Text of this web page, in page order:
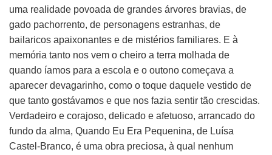
uma realidade povoada de grandes árvores bravias, de
gado pachorrento, de personagens estranhas, de
bailaricos apaixonantes e de mistérios familiares. E à
memória tanto nos vem o cheiro a terra molhada de
quando íamos para a escola e o outono começava a
aparecer devagarinho, como o toque daquele vestido de
que tanto gostávamos e que nos fazia sentir tão crescidas.
Verdadeiro e corajoso, delicado e afetuoso, arrancado do
fundo da alma, Quando Eu Era Pequenina, de Luísa
Castel-Branco, é uma obra preciosa, à qual nenhum